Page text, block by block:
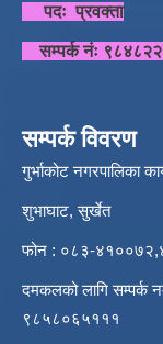
पदः प्रवक्ता
सम्पर्क नंः
सम्पर्क विवरण
गुर्भाकोट नगरपालिका
शुभाघाट, सुर्खेत
फोन : ०८३-
दमकलको लागि
९८५८०६५१११